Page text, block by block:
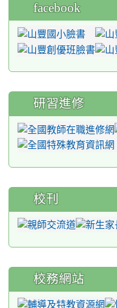
facebook
研習進修
校刊
校務網站